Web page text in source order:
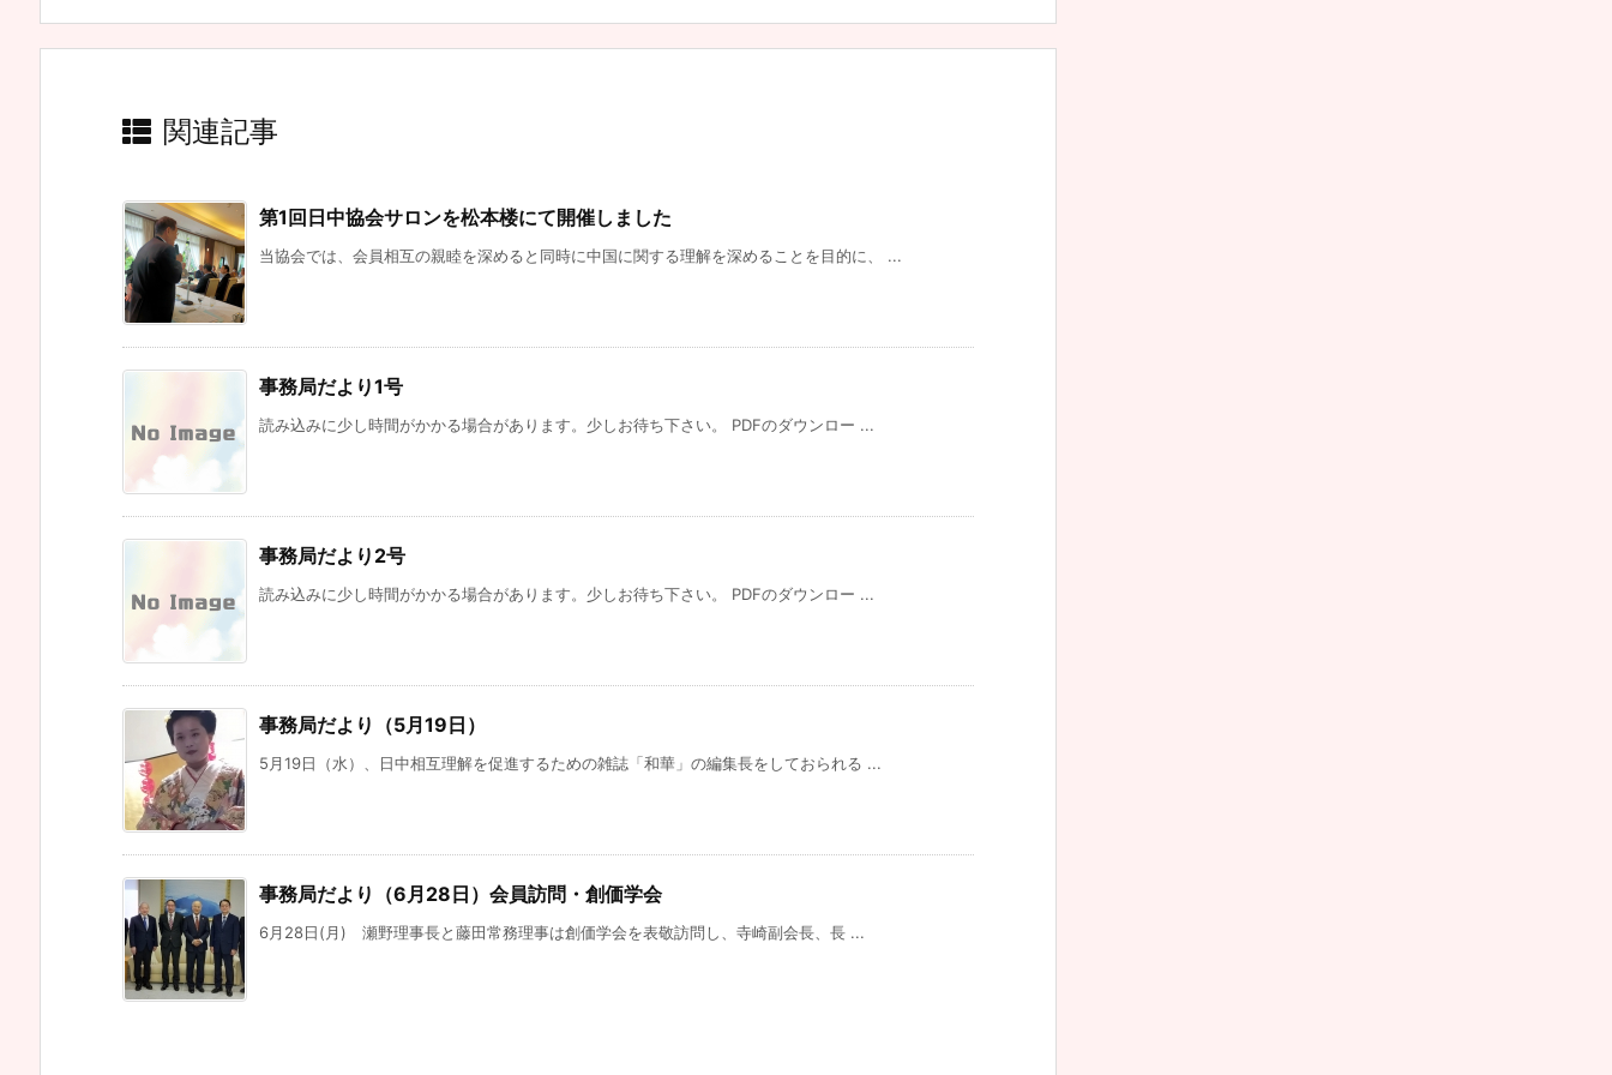
関連記事
第1回日中協会サロンを松本楼にて開催しました
当協会では、会員相互の親睦を深めると同時に中国に関する理解を深めることを目的に、 ...
事務局だより1号
読み込みに少し時間がかかる場合があります。少しお待ち下さい。 PDFのダウンロー ...
事務局だより2号
読み込みに少し時間がかかる場合があります。少しお待ち下さい。 PDFのダウンロー ...
事務局だより（5月19日）
5月19日（水）、日中相互理解を促進するための雑誌「和華」の編集長をしておられる ...
事務局だより（6月28日）会員訪問・創価学会
6月28日(月) 瀬野理事長と藤田常務理事は創価学会を表敬訪問し、寺崎副会長、長 ...